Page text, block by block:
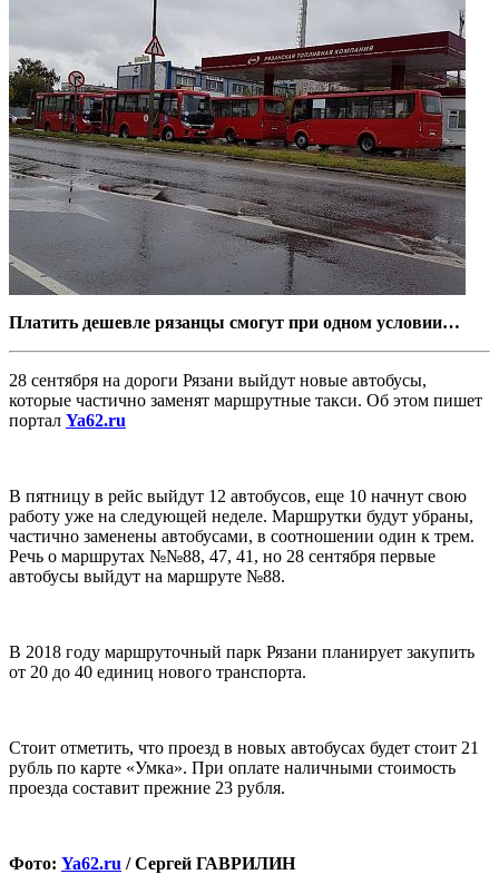
Платить дешевле рязанцы смогут при одном условии…
28 сентября на дороги Рязани выйдут новые автобусы,
которые частично заменят маршрутные такси. Об этом пишет
портал Ya62.ru
В пятницу в рейс выйдут 12 автобусов, еще 10 начнут свою
работу уже на следующей неделе. Маршрутки будут убраны,
частично заменены автобусами, в соотношении один к трем.
Речь о маршрутах №№88, 47, 41, но 28 сентября первые
автобусы выйдут на маршруте №88.
В 2018 году маршруточный парк Рязани планирует закупить
от 20 до 40 единиц нового транспорта.
Стоит отметить, что проезд в новых автобусах будет стоит 21
рубль по карте «Умка». При оплате наличными стоимость
проезда составит прежние 23 рубля.
Фото: Ya62.ru / Сергей ГАВРИЛИН